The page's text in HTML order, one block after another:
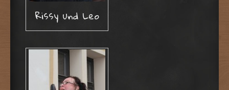
Rissy und Leo